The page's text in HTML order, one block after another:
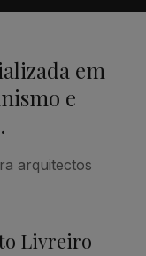
em
e
arquitectos
Livreiro